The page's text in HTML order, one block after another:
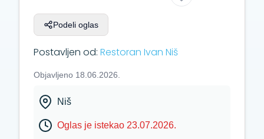
Podeli oglas
Postavljen od: Restoran Ivan Niš
Objavljeno 18.06.2026.
Niš
Oglas je istekao 23.07.2026.